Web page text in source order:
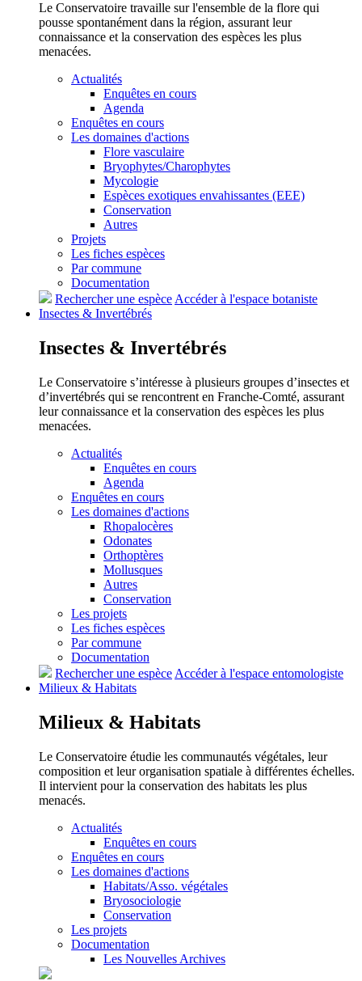
Le Conservatoire travaille sur l'ensemble de la flore qui
pousse spontanément dans la région, assurant leur
connaissance et la conservation des espèces les plus
menacées.
Actualités
Enquêtes en cours
Agenda
Enquêtes en cours
Les domaines d'actions
Flore vasculaire
Bryophytes/Charophytes
Mycologie
Espèces exotiques envahissantes (EEE)
Conservation
Autres
Projets
Les fiches espèces
Par commune
Documentation
Rechercher une espèceAccéder à l'espace botaniste
Insectes & Invertébrés
Insectes & Invertébrés
Le Conservatoire s’intéresse à plusieurs groupes d’insectes et
d’invertébrés qui se rencontrent en Franche-Comté, assurant
leur connaissance et la conservation des espèces les plus
menacées.
Actualités
Enquêtes en cours
Agenda
Enquêtes en cours
Les domaines d'actions
Rhopalocères
Odonates
Orthoptères
Mollusques
Autres
Conservation
Les projets
Les fiches espèces
Par commune
Documentation
Rechercher une espèce Accéder à l'espace entomologiste
Milieux & Habitats
Milieux & Habitats
Le Conservatoire étudie les communautés végétales, leur
composition et leur organisation spatiale à différentes échelles.
Il intervient pour la conservation des habitats les plus
menacés.
Actualités
Enquêtes en cours
Enquêtes en cours
Les domaines d'actions
Habitats/Asso. végétales
Bryosociologie
Conservation
Les projets
Documentation
Les Nouvelles Archives